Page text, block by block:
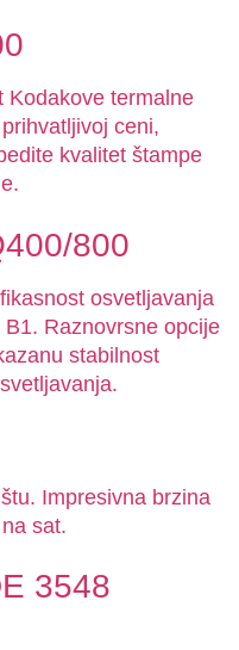
Kodakove termalne
ceni,
kvalitet štampe
800
osvetljavanja
Raznovrsne opcije
stabilnost
Impresivna brzina
sat.
3548